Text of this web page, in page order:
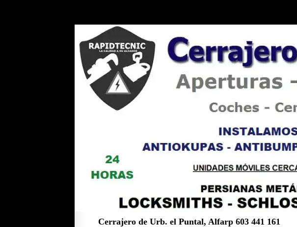
Cerrajero de Urb. el Puntal, Alfarp 603 441 161